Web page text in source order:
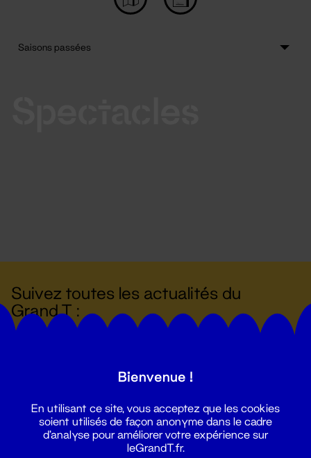
Suivez toutes les actualités du
Grand T :
Bienvenue !
En utilisant ce site, vous acceptez que les cookies
soient utilisés de façon anonyme dans le cadre
d'analyse pour améliorer votre expérience sur
leGrandT.fr.